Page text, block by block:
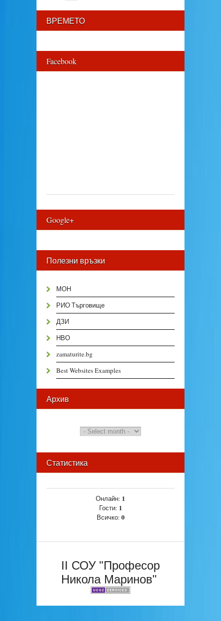
ВРЕМЕТО
Facebook
Google+
Полезни връзки
МОН
РИО Търговище
ДЗИ
НВО
zamaturite.bg
Best Websites Examples
Архив
Статистика
Онлайн: 1
Гости: 1
Всичко: 0
II СОУ "Професор
Никола Маринов"